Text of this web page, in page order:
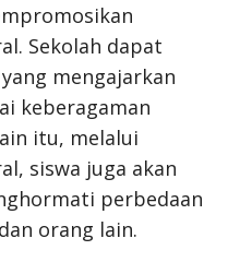
Sekolah dapat
mengajarkan
keberagaman
itu, melalui
siswa juga akan
perbedaan
orang lain.